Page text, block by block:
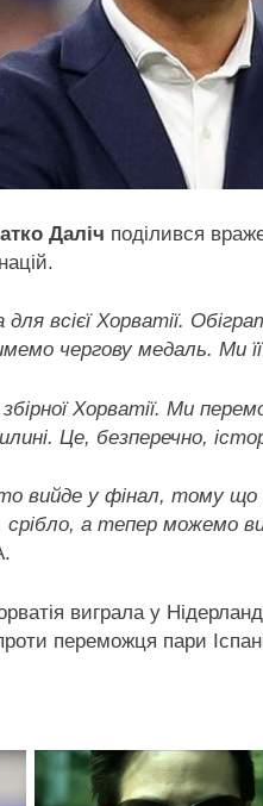
Даліч поділився
всієї Хорватії.
чергову медаль. Ми
Хорватії. Ми
Це, безперечно,
вийде у фінал, тому
срібло, а тепер можемо
виграла у
переможця пари